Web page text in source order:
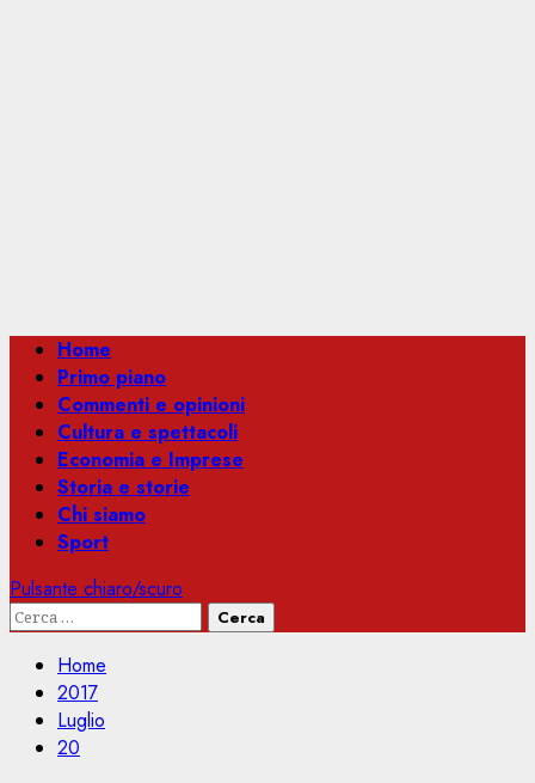
Menu
principale
Home
Primo piano
Commenti e opinioni
Cultura e spettacoli
Economia e Imprese
Storia e storie
Chi siamo
Sport
Pulsante chiaro/scuro
Ricerca
Home
2017
Luglio
20